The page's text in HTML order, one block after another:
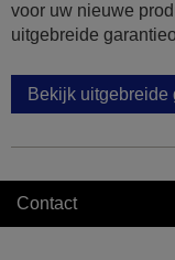
voor uw nieuwe
uitgebreide
Bekijk uitgebreide
Contact